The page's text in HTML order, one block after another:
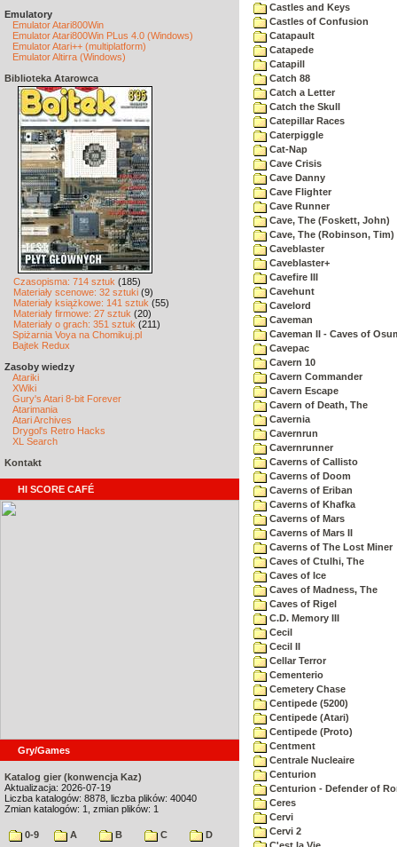
Emulatory
Emulator Atari800Win
Emulator Atari800Win PLus 4.0 (Windows)
Emulator Atari++ (multiplatform)
Emulator Altirra (Windows)
Biblioteka Atarowca
Czasopisma: 714 sztuk (185)
Materiały scenowe: 32 sztuki (9)
Materiały książkowe: 141 sztuk (55)
Materiały firmowe: 27 sztuk (20)
Materiały o grach: 351 sztuk (211)
Spiżarnia Voya na Chomikuj.pl
Bajtek Redux
Zasoby wiedzy
Atariki
XWiki
Gury's Atari 8-bit Forever
Atarimania
Atari Archives
Drygol's Retro Hacks
XL Search
Kontakt
HI SCORE CAFÉ
Gry/Games
Katalog gier (konwencja Kaz)
Aktualizacja: 2026-07-19
Liczba katalogów: 8878, liczba plików: 40040
Zmian katalogów: 1, zmian plików: 1
0-9 A B C
D
Castles and Keys
Castles of Confusion
Catapault
Catapede
Catapill
Catch 88
Catch a Letter
Catch the Skull
Catepillar Races
Caterpiggle
Cat-Nap
Cave Crisis
Cave Danny
Cave Flighter
Cave Runner
Cave, The (Foskett, John)
Cave, The (Robinson, Tim)
Caveblaster
Caveblaster+
Cavefire III
Cavehunt
Cavelord
Caveman
Caveman II - Caves of
Cavepac
Cavern 10
Cavern Commander
Cavern Escape
Cavern of Death, The
Cavernia
Cavernrun
Cavernrunner
Caverns of Callisto
Caverns of Doom
Caverns of Eriban
Caverns of Khafka
Caverns of Mars
Caverns of Mars II
Caverns of The Lost Miner
Caves of Ctulhi, The
Caves of Ice
Caves of Madness, The
Caves of Rigel
C.D. Memory III
Cecil
Cecil II
Cellar Terror
Cementerio
Cemetery Chase
Centipede (5200)
Centipede (Atari)
Centipede (Proto)
Centment
Centrale Nucleaire
Centurion
Centurion - Defender of
Ceres
Cervi
Cervi 2